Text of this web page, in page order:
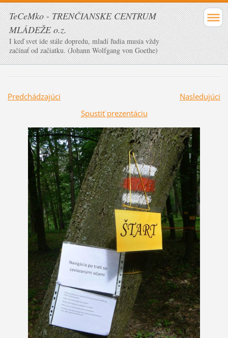
TeCeMko - TRENČIANSKE CENTRUM
MLÁDEŽE o.z.
I keď svet ide stále dopredu, mladí ľudia musia vždy
začínať od začiatku. (Johann Wolfgang von Goethe)
Predchádzajúci
Nasledujúci
Spustiť prezentáciu